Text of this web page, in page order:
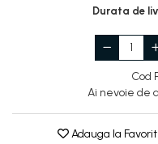
Durata de
Cod
Ai nevoie de
Adauga la